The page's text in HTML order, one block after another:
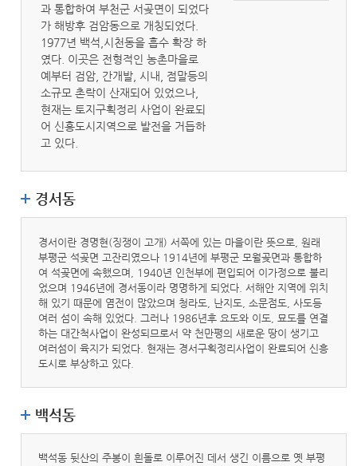
과 통합하여 부천군 서곶면이 되었다
가 해방후 검암동으로 개칭되었다.
1977년 백석,시천동을 흡수 확장 하
였다. 이곳은 전형적인 농촌마을로
예부터 검암, 간개발, 시내, 점말등의
소규모 촌락이 산재되어 있었으나,
현재는 토지구획정리 사업이 완료되
어 신흥도시지역으로 발전을 거듭하
고 있다.
경서동
경서이란 경명현(징쟁이 고개) 서쪽에 있는 마을이란 뜻으로, 원래
부평군 석곶면 고잔리였으나 1914년에 부평군 모월곶면과 통합하
여 석곶면에 속했으며, 1940년 인천부에 편입되어 이가정으로 불리
었으며 1946년에 경서동이라 명명하게 되었다. 서해안 지역에 위치
해 있기 때문에 염전이 많았으며 청라도, 난지도, 소문점도, 사도등
여러 섬이 속해 있었다. 그러나 1986년후 요도와 이도, 묘도를 연결
하는 대간척사업이 완성되므로서 약 천만평의 새로운 땅이 생기고
여러섬이 육지가 되었다. 현재는 경서구획정리사업이 완료되어 신흥
도시로 부상하고 있다.
백석동
백석동 뒷산의 주봉이 흰돌로 이루어진 데서 생긴 이름으로 옛 부평